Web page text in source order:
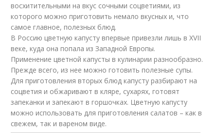
восхитительными на вкус сочными соцветиями, из
которого можно приготовить немало вкусных и, что
самое главное, полезных блюд.
В Россию цветную капусту впервые привезли лишь в XVII
веке, куда она попала из Западной Европы.
Применение цветной капусты в кулинарии разнообразно.
Прежде всего, из нее можно готовить полезные супы.
Для приготовления вторых блюд капусту разбирают на
соцветия и обжаривают в кляре, сухарях, готовят
запеканки и запекают в горшочках. Цветную капусту
можно использовать для приготовления салатов – как в
свежем, так и вареном виде.